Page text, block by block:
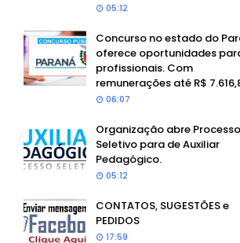
05:12
Concurso no estado do
oferece oportunidades
profissionais. Com
remunerações até R$
06:07
Organização abre Processo
Seletivo para de Auxiliar
Pedagógico.
05:12
CONTATOS, SUGESTÕES e
PEDIDOS
17:59